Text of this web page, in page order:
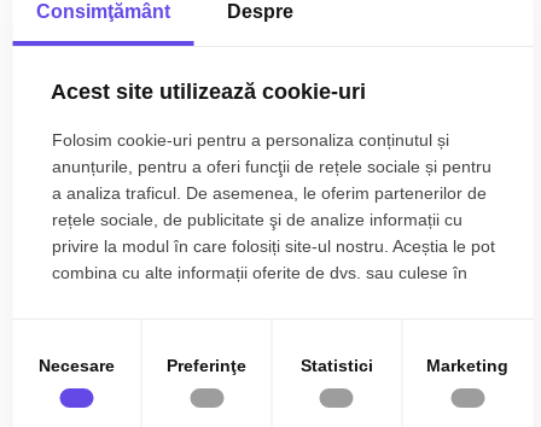
Consimţământ Despre
Acest site utilizează cookie-uri
Folosim cookie-uri pentru a personaliza conținutul și
anunțurile, pentru a oferi funcţii de rețele sociale și pentru
a analiza traficul. De asemenea, le oferim partenerilor de
rețele sociale, de publicitate şi de analize informații cu
privire la modul în care folosiți site-ul nostru. Aceștia le pot
combina cu alte informații oferite de dvs. sau culese în
Necesare Preferinţe Statistici Marketing